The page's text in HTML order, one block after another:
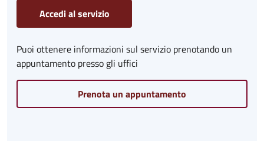
Accedi al servizio
Puoi ottenere informazioni sul servizio prenotando un
appuntamento presso gli uffici
Prenota un appuntamento